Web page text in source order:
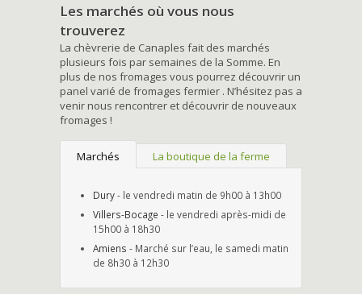
Les marchés où vous nous
trouverez
La chèvrerie de Canaples fait des marchés
plusieurs fois par semaines de la Somme. En
plus de nos fromages vous pourrez découvrir un
panel varié de fromages fermier . N’hésitez pas a
venir nous rencontrer et découvrir de nouveaux
fromages !
Marchés La boutique de la ferme
Dury- le vendredi matin de 9h00 à 13h00
Villers-Bocage - le vendredi après-midi de
15h00 à 18h30
Amiens - Marché sur l’eau, le samedi matin
de 8h30 à 12h30